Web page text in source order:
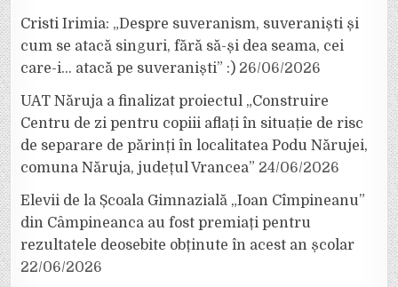
Cristi Irimia: „Despre suveranism, suveraniști și
cum se atacă singuri, fără să-și dea seama, cei
care-i… atacă pe suveraniști” :) 26/06/2026
UAT Năruja a finalizat proiectul „Construire
Centru de zi pentru copiii aflați în situație de risc
de separare de părinți în localitatea Podu Nărujei,
comuna Năruja, județul Vrancea” 24/06/2026
Elevii de la Școala Gimnazială „Ioan Cîmpineanu”
din Câmpineanca au fost premiați pentru
rezultatele deosebite obținute în acest an școlar
22/06/2026